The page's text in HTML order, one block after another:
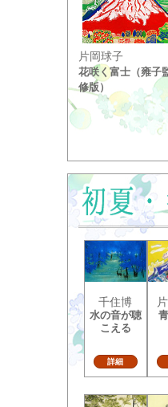
片岡球子
花咲く富士（雍子
修版）
千住博
水の音が聴
こえる
詳細